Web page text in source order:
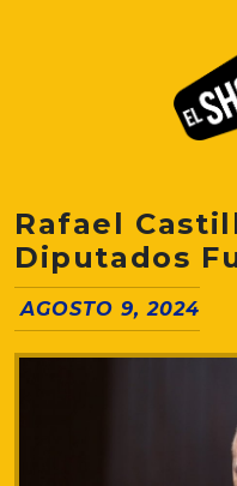
Rafael
Diputados
AGOSTO 9, 2024